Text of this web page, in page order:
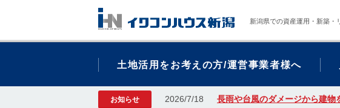
新潟県での資産運用・新築・
土地活用をお考えの方/運営事業者様へ
お知らせ 2026/7/18 長雨や台風のダメージから建